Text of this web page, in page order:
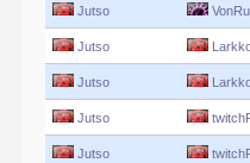
Jutso
Jutso
Jutso
Jutso
Jutso